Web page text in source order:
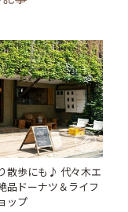
散歩にも♪ 代々木エ
品ドーナツ＆ライフ
ップ